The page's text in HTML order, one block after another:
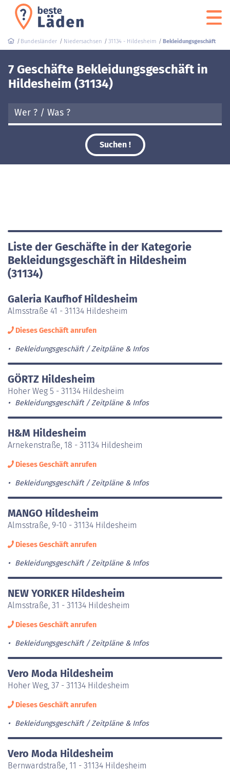
Bundesländer Niedersachsen 31134 - Hildesheim Bekleidungsgeschäft
7 Geschäfte Bekleidungsgeschäft in
Hildesheim (31134)
Suchen !
Liste der Geschäfte in der Kategorie
Bekleidungsgeschäft in Hildesheim
(31134)
Galeria Kaufhof Hildesheim
Almsstraße 41 - 31134 Hildesheim
Dieses Geschäft anrufen
Bekleidungsgeschäft Zeitpläne & Infos
GÖRTZ Hildesheim
Hoher Weg 5 - 31134 Hildesheim
Bekleidungsgeschäft Zeitpläne & Infos
H&M Hildesheim
Arnekenstraße, 18 - 31134 Hildesheim
Dieses Geschäft anrufen
Bekleidungsgeschäft Zeitpläne & Infos
MANGO Hildesheim
Almsstraße, 9-10 - 31134 Hildesheim
Dieses Geschäft anrufen
Bekleidungsgeschäft Zeitpläne & Infos
NEW YORKER Hildesheim
Almsstraße, 31 - 31134 Hildesheim
Dieses Geschäft anrufen
Bekleidungsgeschäft Zeitpläne & Infos
Vero Moda Hildesheim
Hoher Weg, 37 - 31134 Hildesheim
Dieses Geschäft anrufen
Bekleidungsgeschäft Zeitpläne & Infos
Vero Moda Hildesheim
Bernwardstraße, 11 - 31134 Hildesheim